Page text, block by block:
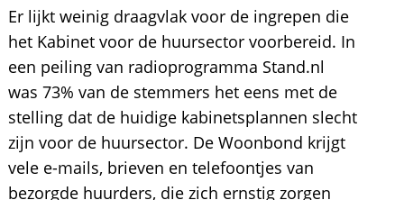
Er lijkt weinig draagvlak voor de ingrepen die
het Kabinet voor de huursector voorbereid. In
een peiling van radioprogramma Stand.nl
was 73% van de stemmers het eens met de
stelling dat de huidige kabinetsplannen slecht
zijn voor de huursector. De Woonbond krijgt
vele e-mails, brieven en telefoontjes van
bezorgde huurders, die zich ernstig zorgen